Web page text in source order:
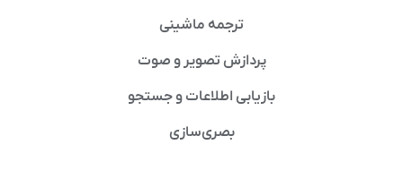
ترجمه ماشینی
پردازش تصویر و صوت
بازیابی اطلاعات و جستجو
بصری‌سازی